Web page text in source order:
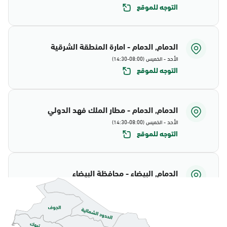
التوجه للموقع
الدمام, الدمام - امارة المنطقة الشرقية
الأحد - الخميس (08:00-14:30)
التوجه للموقع
الدمام, الدمام - مطار الملك فهد الدولي
الأحد - الخميس (08:00-14:30)
التوجه للموقع
الدمام, البيضاء - محافظة البيضاء